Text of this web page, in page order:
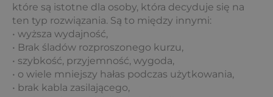
które są istotne dla osoby, która decyduje się na
ten typ rozwiązania. Są to między innymi:
• wyższa wydajność,
• Brak śladów rozproszonego kurzu,
• szybkość, przyjemność, wygoda,
• o wiele mniejszy hałas podczas użytkowania,
• brak kabla zasilającego,